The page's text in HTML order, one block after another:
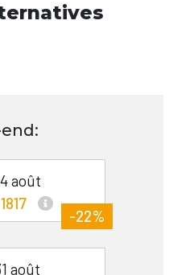
août
-22%
août